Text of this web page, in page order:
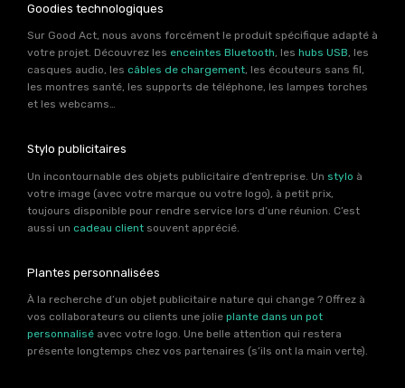
Goodies technologiques
Sur Good Act, nous avons forcément le produit spécifique adapté à
votre projet. Découvrez les enceintes Bluetooth, les hubs USB, les
casques audio, les câbles de chargement, les écouteurs sans fil,
les montres santé, les supports de téléphone, les lampes torches
et les webcams…
Stylo publicitaires
Un incontournable des objets publicitaire d’entreprise. Un stylo à
votre image (avec votre marque ou votre logo), à petit prix,
toujours disponible pour rendre service lors d’une réunion. C’est
aussi un cadeau client souvent apprécié.
Plantes personnalisées
À la recherche d’un objet publicitaire nature qui change ? Offrez à
vos collaborateurs ou clients une jolie plante dans un pot
personnalisé avec votre logo. Une belle attention qui restera
présente longtemps chez vos partenaires (s’ils ont la main verte).